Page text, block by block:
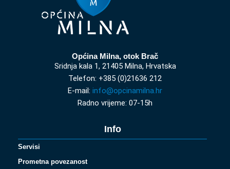
Općina Milna, otok Brač
Sridnja kala 1, 21405 Milna, Hrvatska
Telefon: +385 (0)21636 212
E-mail: info@opcinamilna.hr
Radno vrijeme: 07-15h
Info
Servisi
Prometna povezanost